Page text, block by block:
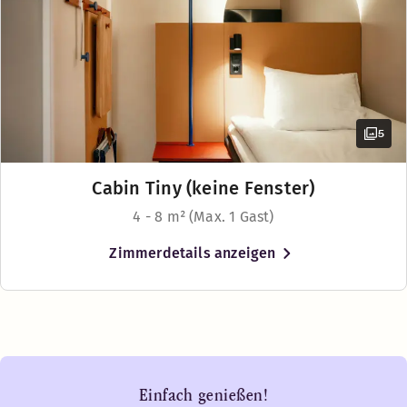
5
Cabin Tiny (keine Fenster)
4 - 8 m² (Max. 1 Gast)
Zimmerdetails anzeigen
Einfach genießen!